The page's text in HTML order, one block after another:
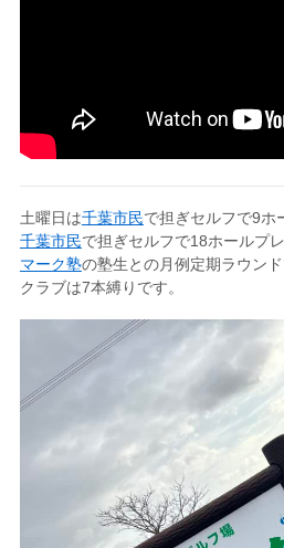
土曜日は千葉市民で担ぎセルフで9ホ
千葉市民で担ぎセルフで18ホールプ
マーク塾の塾生との月例定期ラウンド
クラブは7本縛りです。